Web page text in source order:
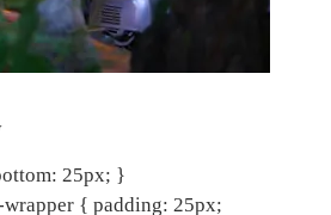
25px; }
{ padding: 25px;